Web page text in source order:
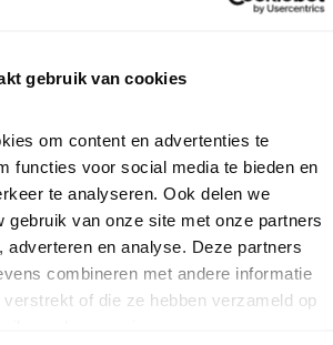
gebruik van cookies
om content en advertenties te
functies voor social media te bieden en
te analyseren. Ook delen we
gebruik van onze site met onze partners
adverteren en analyse. Deze partners
combineren met andere informatie
verstrekt of die ze hebben verzameld op
EEN VOGEL?
audiocreaties horen.